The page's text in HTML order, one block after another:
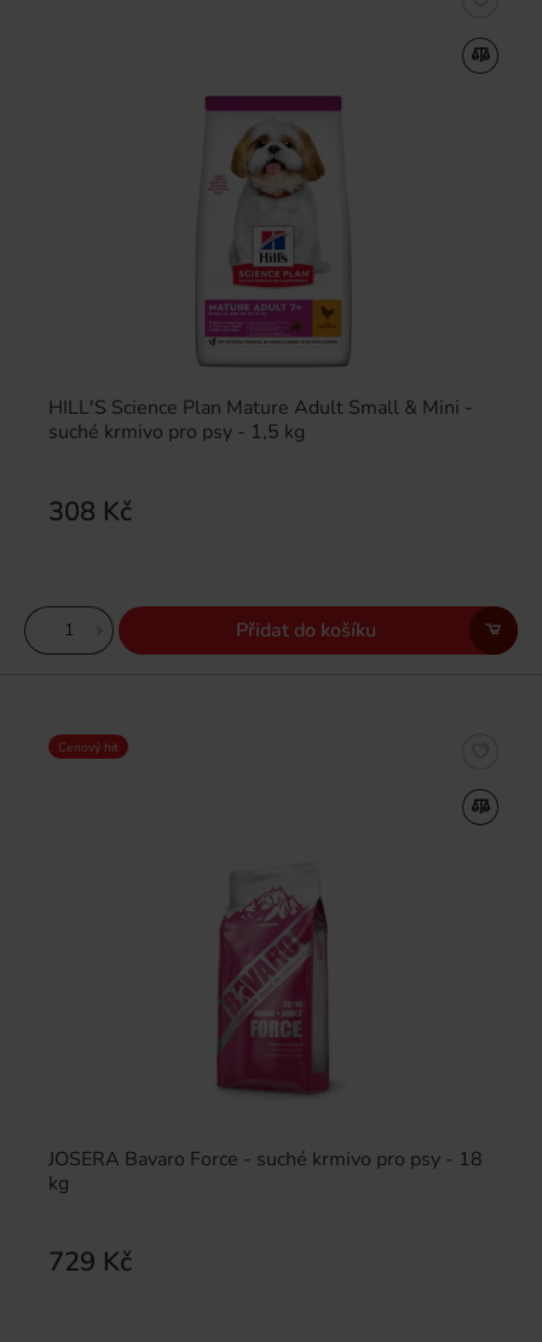
HILL'S Science Plan Mature Adult Small & Mini -
suché krmivo pro psy - 1,5 kg
308 Kč
Přidat do košíku
JOSERA Bavaro Force - suché krmivo pro psy - 18
kg
729 Kč
Cenový hit